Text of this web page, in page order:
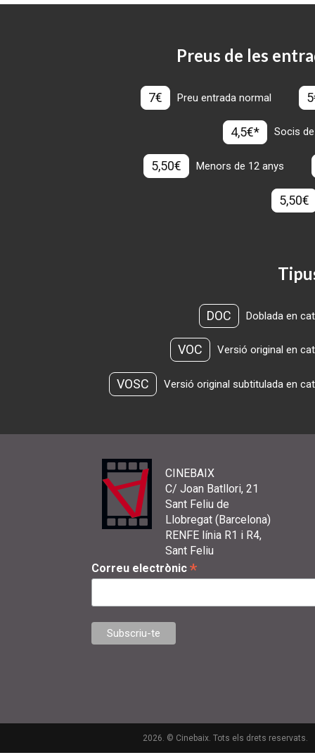
Preus de les
7€ Preu entrada normal
4,5€* Socis
5,50€ Menors de 12 anys
5,50€
DOC Doblada en
VOC Versió original en
VOSC Versió original subtitulada en
CINEBAIX
C/ Joan Batllori, 21
Sant Feliu de
Llobregat (Barcelona)
RENFE línia R1 i R4,
Sant Feliu
Correu electrònic *
2026. © Cinebaix. Tots els drets reservats.